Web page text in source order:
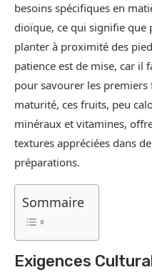
besoins spécifiques en
dioïque, ce qui signifie
planter à proximité des
patience est de mise, car il
pour savourer les premiers
maturité, ces fruits, peu
minéraux et vitamines,
textures appréciées dans
préparations.
Sommaire
Exigences